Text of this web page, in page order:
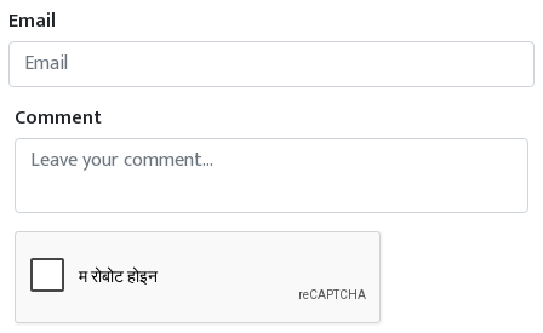
Email
Comment